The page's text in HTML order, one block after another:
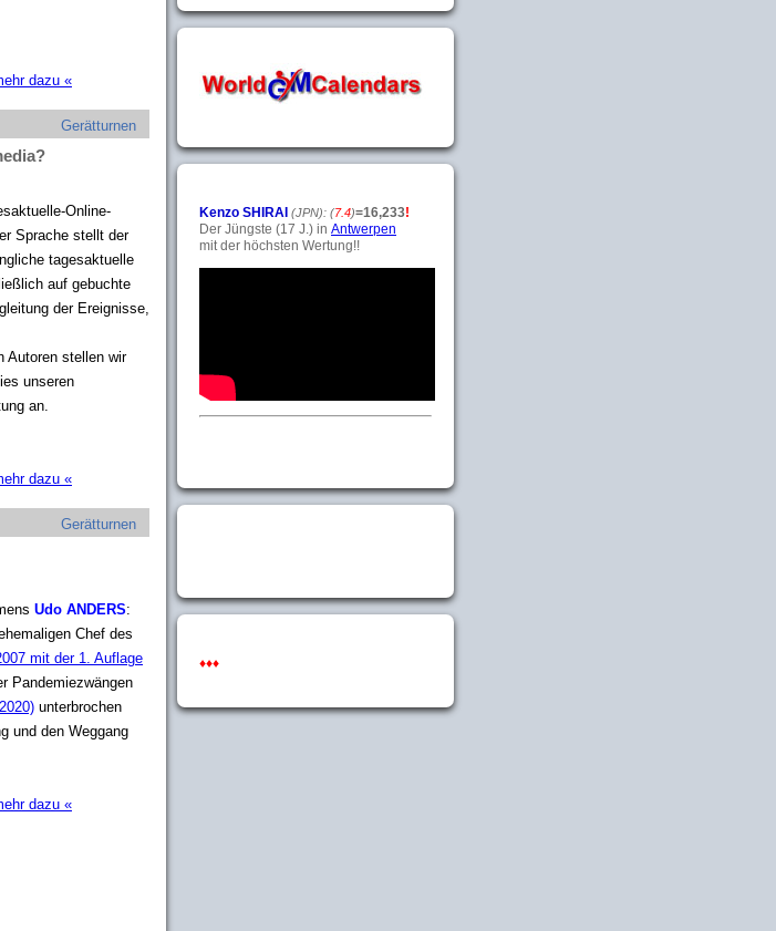
dazu «
Gerätturnen
Online-
Sprache stellt der
tagesaktuelle
auf gebuchte
der Ereignisse,
Autoren stellen wir
unseren
an.
dazu «
Gerätturnen
Udo ANDERS:
Chef des
mit der 1. Auflage
Pandemiezwängen
unterbrochen
und den Weggang
dazu «
Kenzo SHIRAI (JPN): (7.4)=16,233!
Der Jüngste (17 J.) in Antwerpen
mit der höchsten Wertung!!
♦♦♦